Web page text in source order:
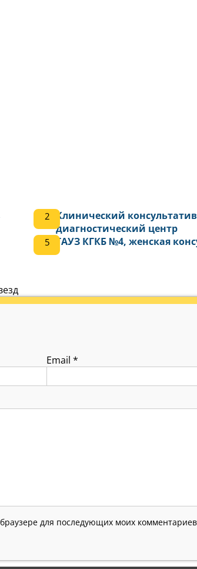
Клинический
диагностический центр
ГАУЗ КГКБ №4, женская
Email*
для последующих моих